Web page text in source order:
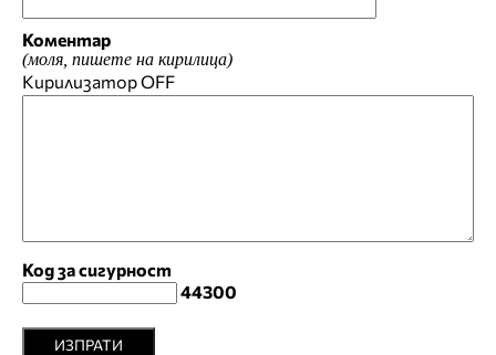
Коментар
(моля, пишете на кирилица)
КирилизаторOFF
Код за сигурност
44300
ИЗПРАТИ